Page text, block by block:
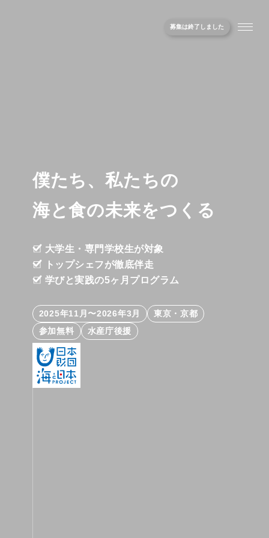
募集は終了しました
僕たち、私たちの
海と食の未来をつくる
大学生・専門学校生が対象
トップシェフが徹底伴走
学びと実践の5ヶ月プログラム
2025年11月〜2026年3月
東京・京都
参加無料
水産庁後援